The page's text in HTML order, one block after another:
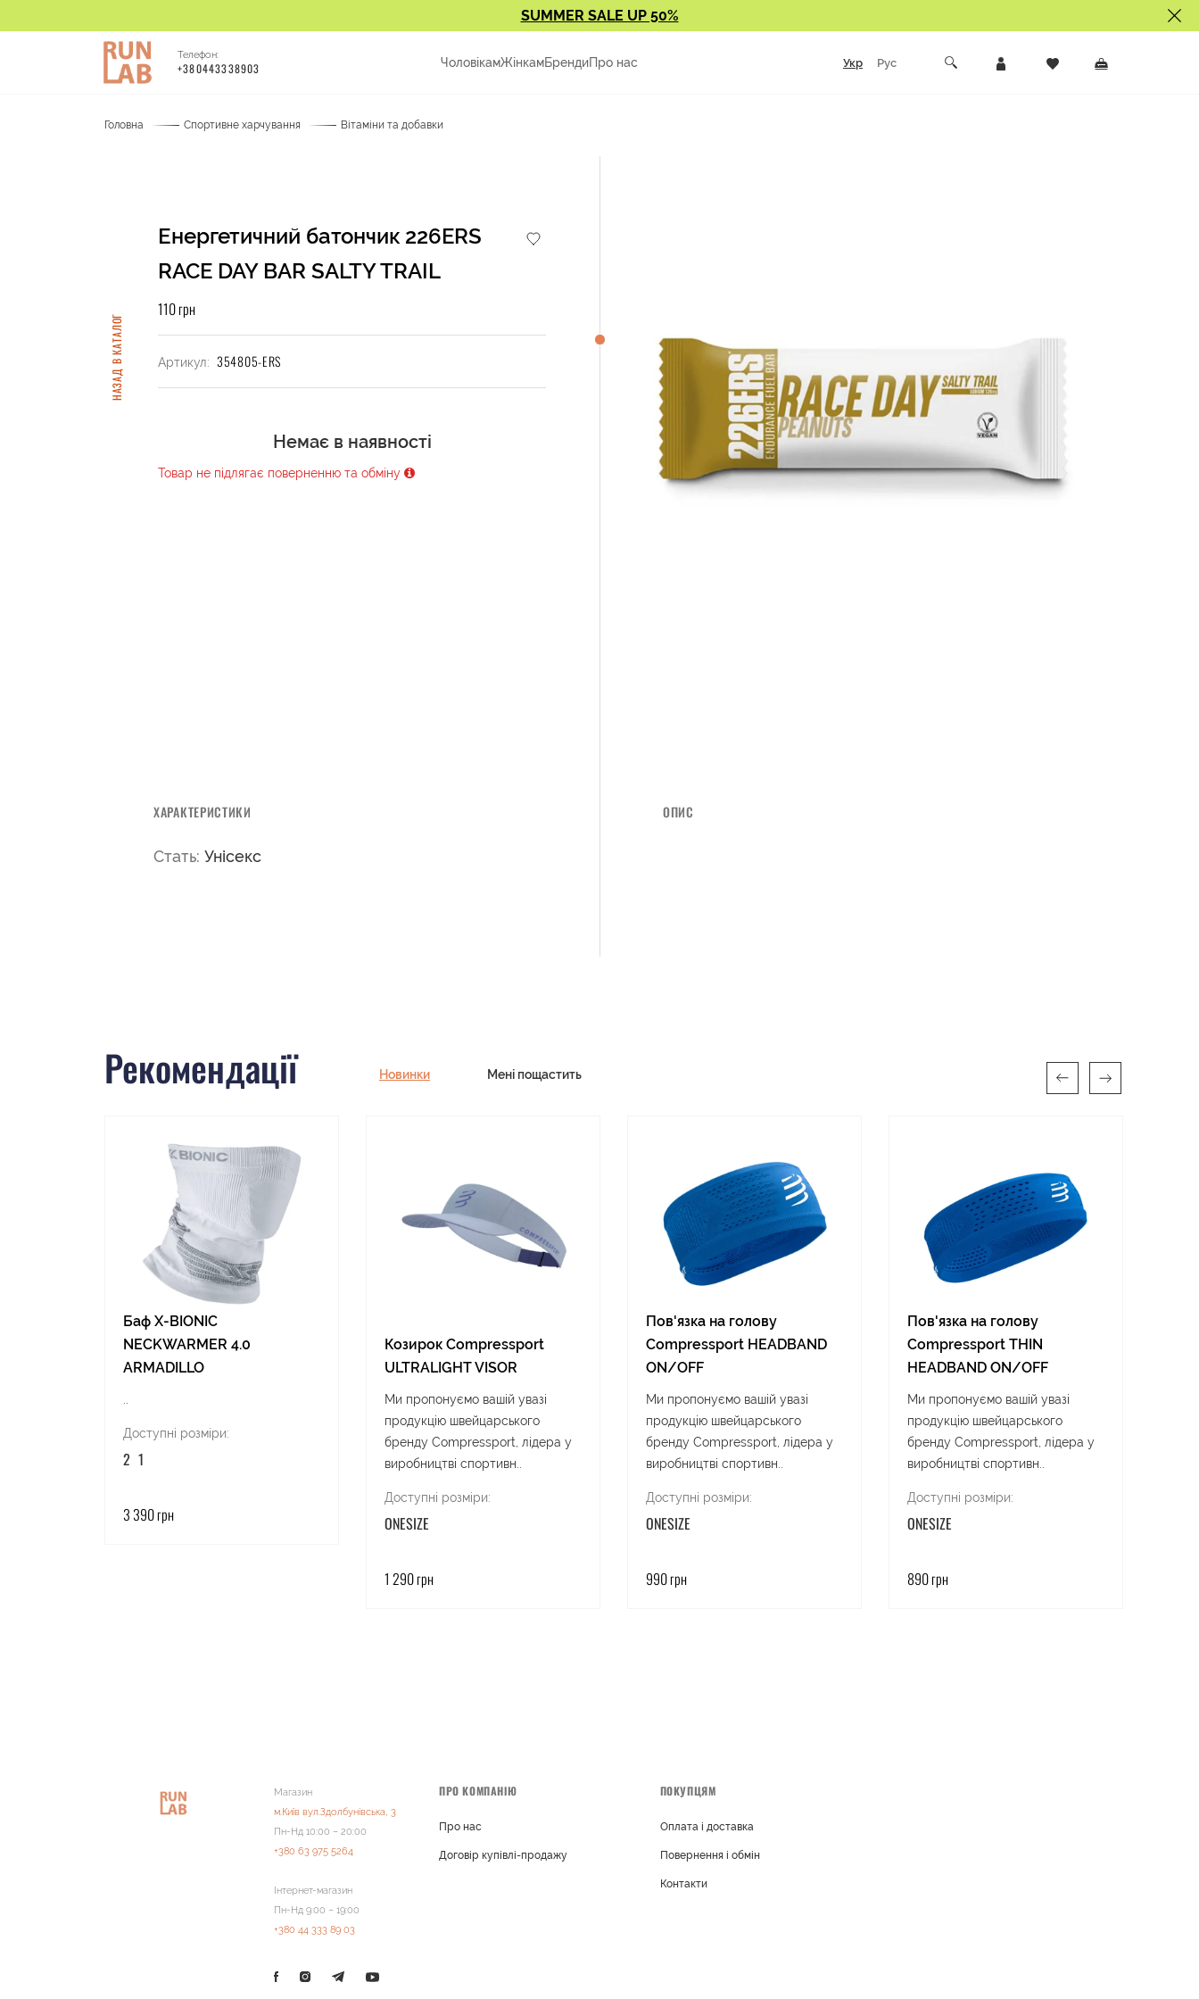
SUMMER SALE UP 50%
Телефон:
+380443338903 ЧоловікамЖінкамБрендиПро нас Укр Рус
Головна Спортивне харчування Вітаміни та добавки
НАЗАД В КАТАЛОГ
Енергетичний батончик 226ERS
RACE DAY BAR SALTY TRAIL
110 грн
Артикул: 354805-ERS
Немає в наявності
Товар не підлягає поверненню та обміну
ХАРАКТЕРИСТИКИ
Стать: Унісекс
ОПИС
Рекомендації Новинки Мені пощастить
Баф X-BIONIC
NECKWARMER 4.0
ARMADILLO
Доступні розміри:
2 1
3 390 грн
Козирок Compressport
ULTRALIGHT VISOR
Ми пропонуємо вашій увазі
продукцію швейцарського
бренду Compressport, лідера у
виробництві спортивн..
Доступні розміри:
ONESIZE
1 290 грн
Пов'язка на голову
Compressport HEADBAND
ON/OFF
Ми пропонуємо вашій увазі
продукцію швейцарського
бренду Compressport, лідера у
виробництві спортивн..
Доступні розміри:
ONESIZE
990 грн
Пов'язка на голову
Compressport THIN
HEADBAND ON/OFF
Ми пропонуємо вашій увазі
продукцію швейцарського
бренду Compressport, лідера у
виробництві спортивн..
Доступні розміри:
ONESIZE
890 грн
Магазин
м.Київ вул.Здолбунівська, 3
Пн-Нд 10:00 – 20:00
+380 63 975 5264
Інтернет-магазин
Пн-Нд 9:00 – 19:00
+380 44 333 89 03
ПРО КОМПАНІЮ
Про нас
Договір купівлі-продажу
ПОКУПЦЯМ
Оплата і доставка
Повернення і обмін
Контакти